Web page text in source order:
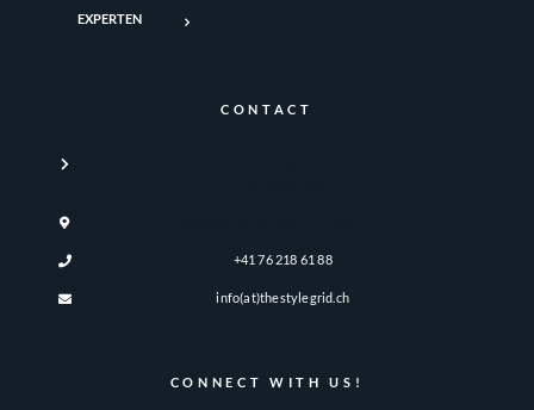
EXPERTEN
CONTACT
+41 76 218 61 88
info(at)thestylegrid.ch
CONNECT WITH US!